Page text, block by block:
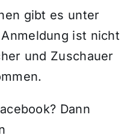
gibt es unter
ist nicht
und Zuschauer
Dann